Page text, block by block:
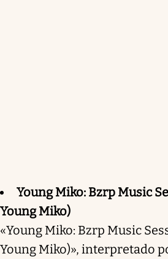
Young Miko: Bzrp Music
Young Miko)
«Young Miko: Bzrp Music
Young Miko)», interpretado